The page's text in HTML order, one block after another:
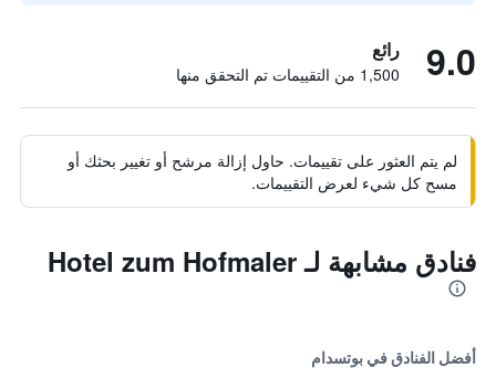
9.0 رائع
1,500 من التقييمات تم التحقق منها
لم يتم العثور على تقييمات. حاول إزالة مرشح أو تغيير بحثك أو
مسح كل شيء لعرض التقييمات.
فنادق مشابهة لـ Hotel zum Hofmaler
أفضل الفنادق في بوتسدام